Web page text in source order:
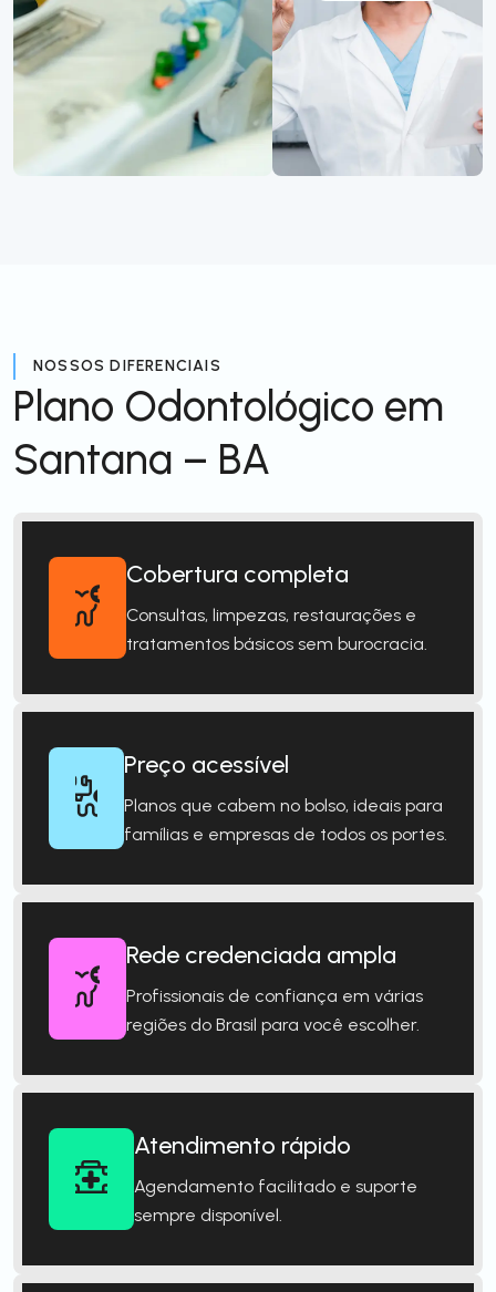
NOSSOS DIFERENCIAIS
Plano Odontológico em
Santana – BA
Cobertura completa
Consultas, limpezas, restaurações e
tratamentos básicos sem burocracia.
Preço acessível
Planos que cabem no bolso, ideais para
famílias e empresas de todos os portes.
Rede credenciada ampla
Profissionais de confiança em várias
regiões do Brasil para você escolher.
Atendimento rápido
Agendamento facilitado e suporte
sempre disponível.